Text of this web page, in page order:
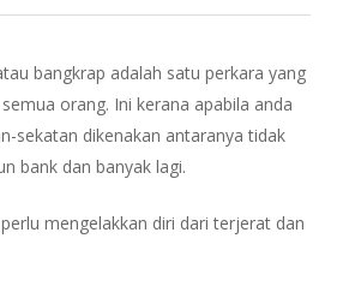
bangkrap adalah satu perkara yang
orang. Ini kerana apabila anda
sekatan dikenakan antaranya tidak
bank dan banyak lagi.
mengelakkan diri dari terjerat dan